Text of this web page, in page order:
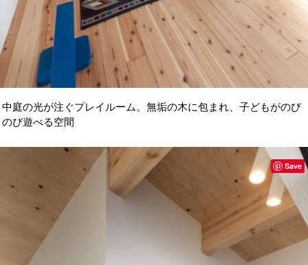
中庭の光が注ぐプレイルーム。無垢の木に包まれ、子どもがのび
のび遊べる空間
Save